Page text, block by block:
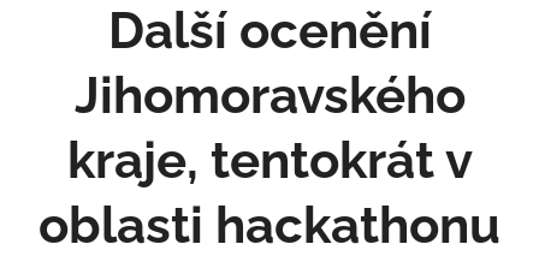
Další ocenění
Jihomoravského
kraje, tentokrát v
oblasti hackathonu